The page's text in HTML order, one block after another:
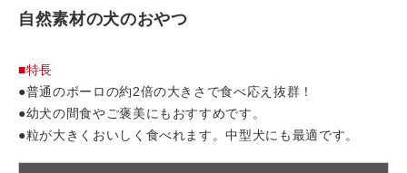
自然素材の犬のおやつ
■特長
●普通のボーロの約2倍の大きさで食べ応え抜群！
●幼犬の間食やご褒美にもおすすめです。
●粒が大きくおいしく食べれます。中型犬にも最適です。